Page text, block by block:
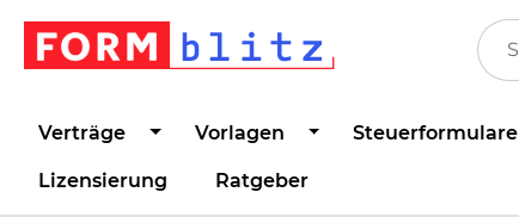
Zur Hauptnavigation springen
Verträge Vorlagen Steuerformulare
Lizensierung Ratgeber